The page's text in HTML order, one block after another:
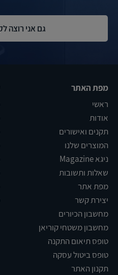
מפת האתר
ראשי
אודות
תקנים ואישורים
המוצרים שלנו
ניגא Magazine
שאלות ותשובות
מפת אתר
יצירת קשר
מחשבון הכיורים
מחשבון משטחי קוריאן
טופס תיאום התקנה
טופס ביטול עסקה
תקנון האתר